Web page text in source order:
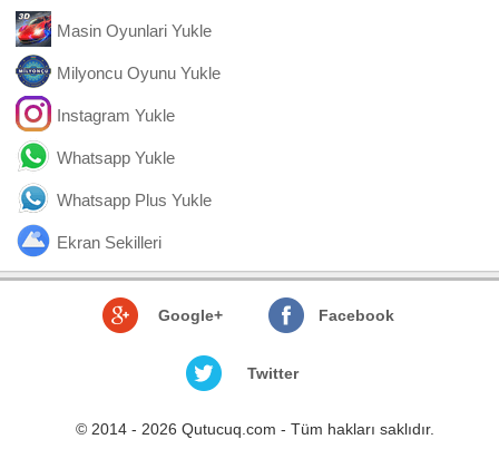
Masin Oyunlari Yukle
Milyoncu Oyunu Yukle
Instagram Yukle
Whatsapp Yukle
Whatsapp Plus Yukle
Ekran Sekilleri
Google+ Facebook
Twitter
© 2014 - 2026 Qutucuq.com - Tüm hakları saklıdır.